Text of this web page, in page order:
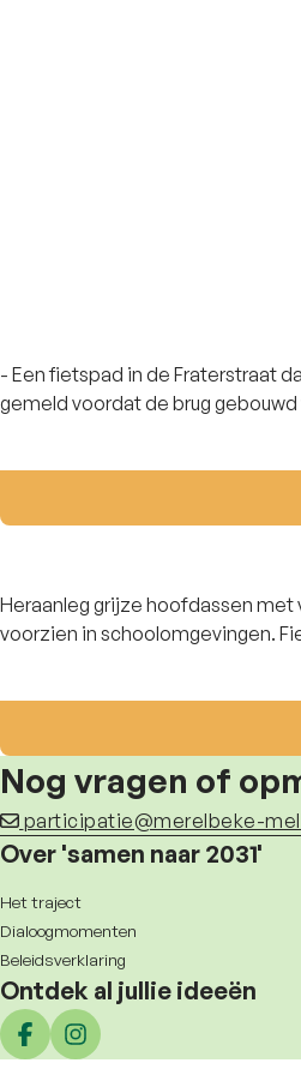
- Een fietspad in de Fraterstraat
gemeld voordat de brug
Heraanleg grijze hoofdassen
Nog vragen of
participatie@merelbeke-
Over 'samen naar 2031'
Het traject
Dialoogmomenten
Beleidsverklaring
Ontdek al jullie ideeën
Deel op facebook
Deel op